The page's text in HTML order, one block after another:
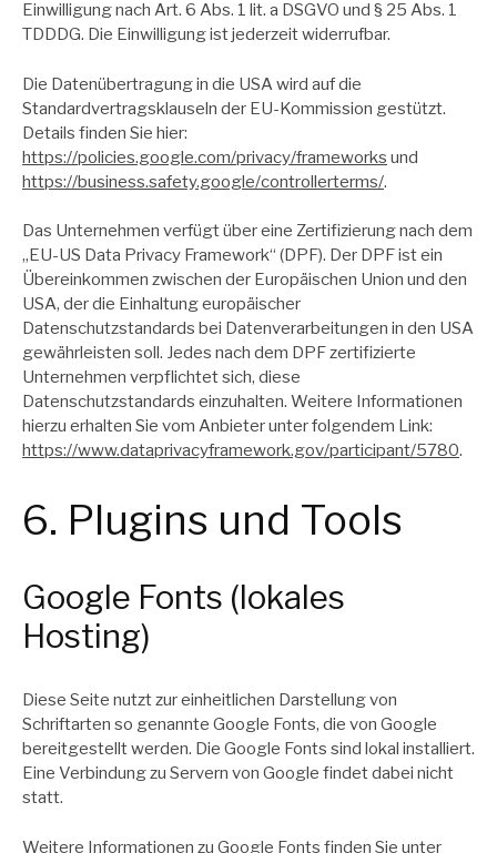
Einwilligung nach Art. 6 Abs. 1 lit. a DSGVO und § 25 Abs. 1
TDDDG. Die Einwilligung ist jederzeit widerrufbar.
Die Datenübertragung in die USA wird auf die
Standardvertragsklauseln der EU-Kommission gestützt.
Details finden Sie hier:
https://policies.google.com/privacy/frameworks und
https://business.safety.google/controllerterms/.
Das Unternehmen verfügt über eine Zertifizierung nach dem
„EU-US Data Privacy Framework“ (DPF). Der DPF ist ein
Übereinkommen zwischen der Europäischen Union und den
USA, der die Einhaltung europäischer
Datenschutzstandards bei Datenverarbeitungen in den USA
gewährleisten soll. Jedes nach dem DPF zertifizierte
Unternehmen verpflichtet sich, diese
Datenschutzstandards einzuhalten. Weitere Informationen
hierzu erhalten Sie vom Anbieter unter folgendem Link:
https://www.dataprivacyframework.gov/participant/5780.
6. Plugins und Tools
Google Fonts (lokales
Hosting)
Diese Seite nutzt zur einheitlichen Darstellung von
Schriftarten so genannte Google Fonts, die von Google
bereitgestellt werden. Die Google Fonts sind lokal installiert.
Eine Verbindung zu Servern von Google findet dabei nicht
statt.
Weitere Informationen zu Google Fonts finden Sie unter